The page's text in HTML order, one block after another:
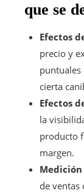
que se
Efectos
precio y
puntuales
cierta
Efectos
la
producto
margen.
de ventas